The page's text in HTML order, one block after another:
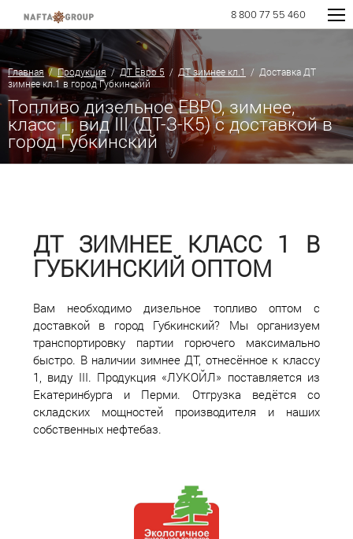
8 800 77 55 460
Главная/Продукция/ДТ Евро 5 / ДТ зимнее кл.1
/ Доставка ДТ
зимнее кл.1 в город Губкинский
Топливо дизельное ЕВРО, зимнее,
класс 1, вид III (ДТ-З-К5) с доставкой в
город Губкинский
ДТ ЗИМНЕЕ КЛАСС 1 В
ГУБКИНСКИЙ ОПТОМ
Вам необходимо дизельное топливо оптом с
доставкой в город Губкинский? Мы организуем
транспортировку партии горючего максимально
быстро. В наличии зимнее ДТ, отнесённое к классу
1, виду III. Продукция «ЛУКОЙЛ» поставляется из
Екатеринбурга и Перми. Отгрузка ведётся со
складских мощностей производителя и наших
собственных нефтебаз.